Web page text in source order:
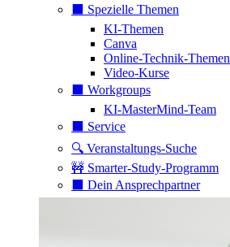
⬛️ Spezielle Themen
KI-Themen
Canva
Online-Technik-Themen
Video-Kurse
⬛️ Workgroups
KI-MasterMind-Team
⬛️ Service
🔍 Veranstaltungs-Suche
🚧 Smarter-Study-Programm
⬛️ Dein Ansprechpartner